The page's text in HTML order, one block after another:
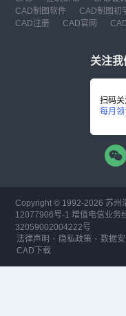
CAD制图软件
CAD制图初
CAD注册
CAD官网
关注我
扫码
每月
Copyright © 1992-2026 苏州
12077906号-1 增值电信业务
32059002004222号
法律声明 · 隐私政策 ·数据
CAD下载